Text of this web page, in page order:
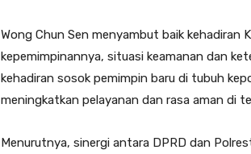
Wong Chun Sen menyambut baik kehadiran
kepemimpinannya, situasi keamanan dan
kehadiran sosok pemimpin baru di tubuh
meningkatkan pelayanan dan rasa aman di
Menurutnya, sinergi antara DPRD dan